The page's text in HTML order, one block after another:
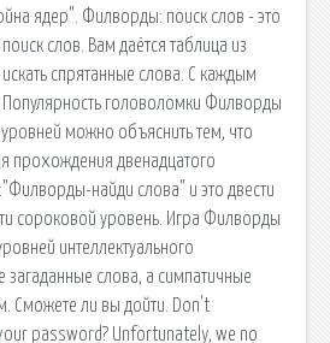
ядер". Филворды: поиск слов - это
слов. Вам даётся таблица из
спрятанные слова. С каждым
Популярность головоломки Филворды
можно объяснить тем, что
прохождения двенадцатого
найди слова" и это двести
сороковой уровень. Игра Филворды
интеллектуального
загаданные слова, а симпатичные
Сможете ли вы дойти. Don't
password? Unfortunately, we no